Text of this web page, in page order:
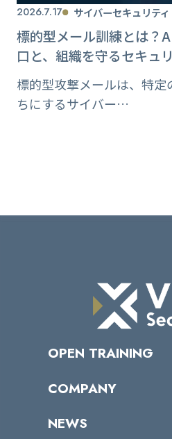
2026.7.17 サイバーセキュリティ
標的型メール訓練とは？
口と、組織を守るセキュ
標的型攻撃メールは、特
ちにするサイバー…
OPEN TRAINING
受講者の声
COMPANY
トップメッセージ
NEWS